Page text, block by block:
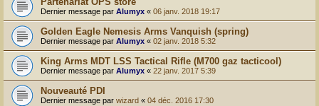
Dernier message par Alumyx « 06 janv. 2018 19:17
Golden Eagle Nemesis Arms Vanquish (spring)
Dernier message par Alumyx « 02 janv. 2018 5:32
King Arms MDT LSS Tactical Rifle (M700 gaz tacticool)
Dernier message par Alumyx « 22 janv. 2017 5:39
Nouveauté PDI
Dernier message par wizard « 04 déc. 2016 17:30